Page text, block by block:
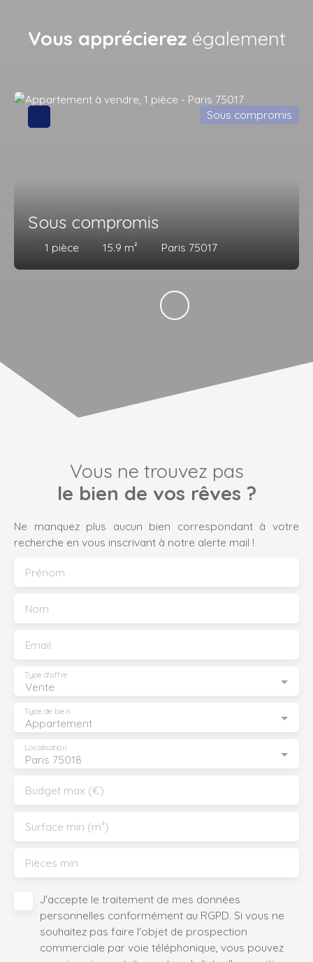
Vous apprécierez également
Sous compromis
1 pièce 15.9 m² Paris 75017
Sous compromis
Vous ne trouvez pas
le bien de vos rêves ?
Ne manquez plus aucun bien correspondant à votre
recherche en vous inscrivant à notre alerte mail !
Prénom
Nom
Email
Vente
Type d'offre
Appartement
Type de bien
Paris 75018
Localisation
Budget max (€)
Surface min (m²)
Pièces min
J'accepte le traitement de mes données
personnelles conformément au RGPD. Si vous ne
souhaitez pas faire l'objet de prospection
commerciale par voie téléphonique, vous pouvez